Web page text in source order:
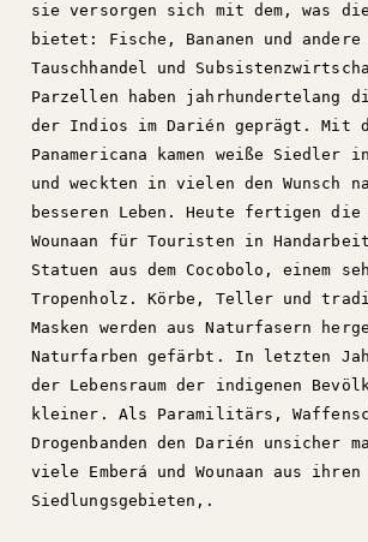
sie versorgen sich mit dem, was
bietet: Fische, Bananen und andere
Tauschhandel und
Parzellen haben jahrhundertelang
der Indios im Darién geprägt. Mit
Panamericana kamen weiße Siedler
und weckten in vielen den Wunsch
besseren Leben. Heute fertigen die
Wounaan für Touristen in
Statuen aus dem Cocobolo, einem
Tropenholz. Körbe, Teller und
Masken werden aus Naturfasern
Naturfarben gefärbt. In letzten
der Lebensraum der indigenen
kleiner. Als Paramilitärs,
Drogenbanden den Darién unsicher
viele Emberá und Wounaan aus ihren
Siedlungsgebieten,.